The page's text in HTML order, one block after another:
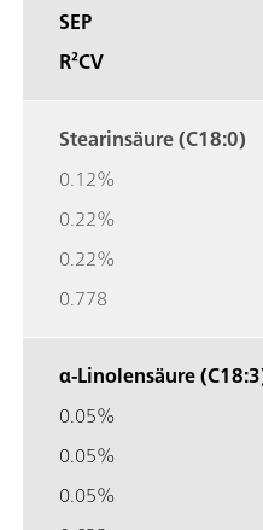
SEP
R²CV
Stearinsäure (C18:0)
0.12%
0.22%
0.22%
0.778
α-Linolensäure
0.05%
0.05%
0.05%